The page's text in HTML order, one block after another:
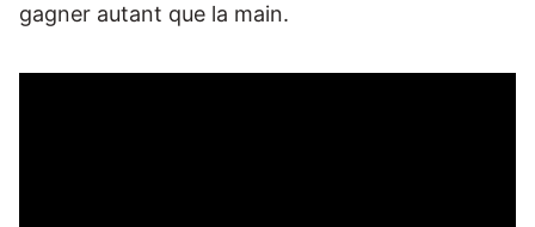
gagner autant que la main.